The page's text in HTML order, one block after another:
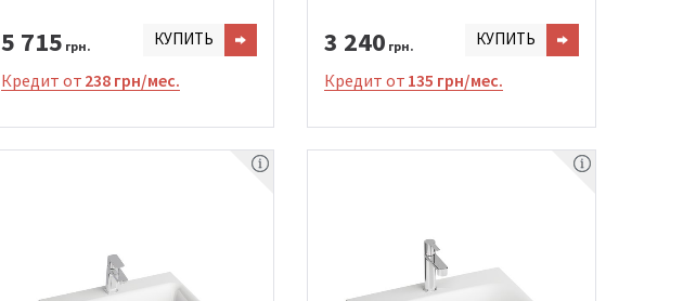
5 715 грн. КУПИТЬ
Кредит от 238 грн/мес.
3 240 грн. КУПИТЬ
Кредит от 135 грн/мес.